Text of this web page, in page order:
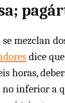
mezclan
dice
horas,
inferior a